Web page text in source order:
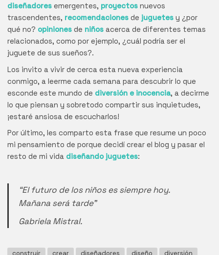
diseñadores emergentes, proyectos nuevos
trascendentes, recomendaciones de juguetes y ¿por
qué no? opiniones de niños acerca de diferentes temas
relacionados, como por ejemplo, ¿cuál podría ser el
juguete de sus sueños?.
Los invito a vivir de cerca esta nueva experiencia
conmigo, a leerme cada semana para descubrir lo que
esconde este mundo de diversión e inocencia, a decirme
lo que piensan y sobretodo compartir sus inquietudes,
¡estaré ansiosa de escucharlos!
Por último, les comparto esta frase que resume un poco
mi pensamiento de porque decidí crear el blog y pasar el
resto de mi vida diseñando juguetes:
“El futuro de los niños es siempre hoy.
Mañana será tarde”
Gabriela Mistral.
construir crear diseñadores diseño
diversión